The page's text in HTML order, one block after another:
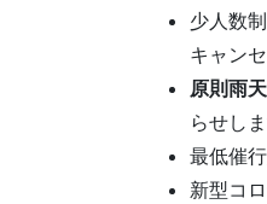
少人数
キャン
原則雨天
らせしま
最低催
新型コ